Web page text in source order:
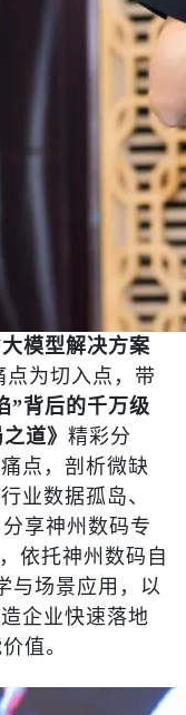
模型解决方案
点为切入点，带
”背后的千万级
道》 精彩分
点，剖析微缺
业数据孤岛、
享神州数码专
依托神州数码自
与场景应用，以
企业快速落地
值。